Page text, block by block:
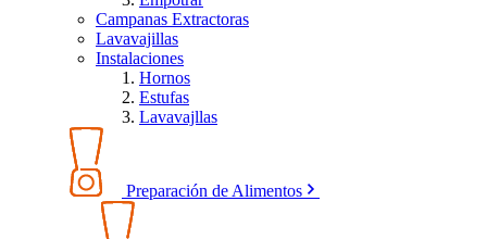
Campanas Extractoras
Lavavajillas
Instalaciones
Hornos
Estufas
Lavavajllas
Preparación de Alimentos